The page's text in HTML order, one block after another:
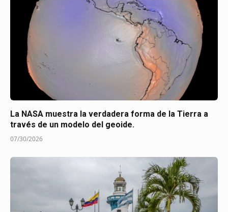
La NASA muestra la verdadera forma de la Tierra a
través de un modelo del geoide.
07/30/2026